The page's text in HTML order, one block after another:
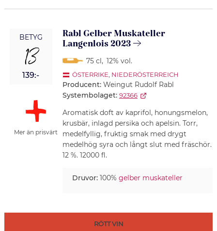
BETYG
13
139:-
Mer än prisvärt
Rabl Gelber Muskateller
Langenlois 2023
75 cl, 12% vol.
ÖSTERRIKE, NIEDERÖSTERREICH
Producent: Weingut Rudolf Rabl
Systembolaget: 92366
Aromatisk doft av kaprifol, honungsmelon,
krusbär, inlagd persika och apelsin. Torr,
medelfyllig, fruktig smak med drygt
medelhög syra och långt slut med fräschör.
12 %. 12000 fl.
Druvor:100% gelber muskateller
RÖTT VIN